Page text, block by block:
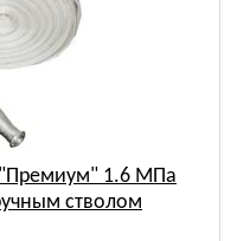
1.6 МПа
стволом